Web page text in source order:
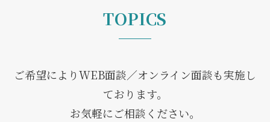
TOPICS
ご希望によりWEB面談／オンライン面談も実施し
ております。
お気軽にご相談ください。